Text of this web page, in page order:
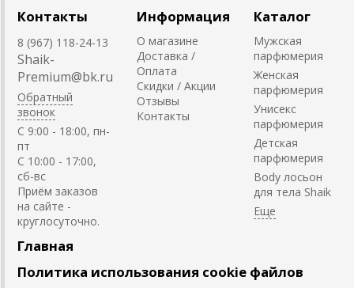
Контакты
8 (967) 118-24-13
Shaik-
Premium@bk.ru
Обратный
звонок
C 9:00 - 18:00, пн-
пт
С 10:00 - 17:00,
сб-вс
Приём заказов
на сайте -
круглосуточно.
Информация
О магазине
Доставка /
Оплата
Скидки / Акции
Отзывы
Контакты
Каталог
Мужская
парфюмерия
Женская
парфюмерия
Унисекс
парфюмерия
Детская
парфюмерия
Body лосьон
для тела Shaik
Главная
Политика использования cookie файлов